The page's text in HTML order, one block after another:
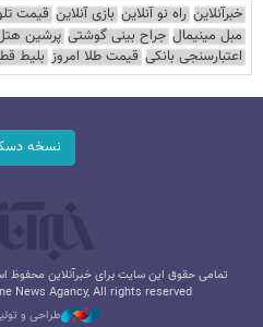
خبرآنلاین راه نو آنلاین بازی آنلاین قیمت
مبل مینیمال جراح بینی گوشتی پرشین
اعتبارسنجی بانکی قیمت طلا امروز بلیط
نسخه
تمامی حقوق این سایت برای خبرآنلاین محفوظ
News Agancy, All rights reserved
طراحی و